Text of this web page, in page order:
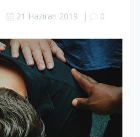
21 Haziran 2019 | 0